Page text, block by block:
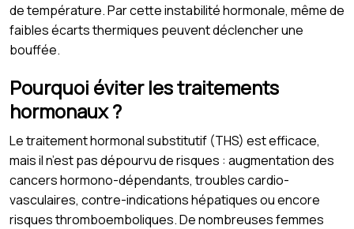
de température. Par cette instabilité hormonale, même de
faibles écarts thermiques peuvent déclencher une
bouffée.
Pourquoi éviter les traitements
hormonaux ?
Le traitement hormonal substitutif (THS) est efficace,
mais il n’est pas dépourvu de risques : augmentation des
cancers hormono-dépendants, troubles cardio-
vasculaires, contre-indications hépatiques ou encore
risques thromboemboliques. De nombreuses femmes